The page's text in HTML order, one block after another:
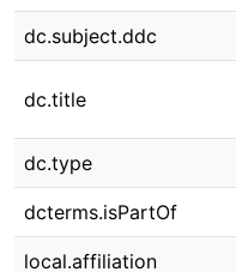
dc.subject.ddc
dc.title
dc.type
dcterms.isPartOf
local.affiliation